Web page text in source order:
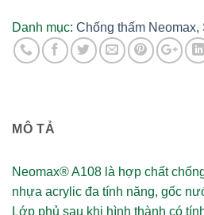
gốc
Acrylic
Danh mục: Chống thấm Neomax,
MÔ TẢ
Neomax® A108 là hợp chất
nhựa acrylic đa tính năng, gốc
Lớp phủ sau khi hình thành có